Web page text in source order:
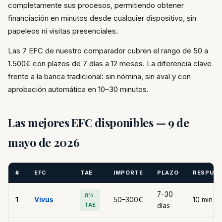
completamente sus procesos, permitiendo obtener
financiación en minutos desde cualquier dispositivo, sin
papeleos ni visitas presenciales.
Las 7 EFC de nuestro comparador cubren el rango de 50 a
1.500€ con plazos de 7 días a 12 meses. La diferencia clave
frente a la banca tradicional: sin nómina, sin aval y con
aprobación automática en 10–30 minutos.
Las mejores EFC disponibles — 9 de
mayo de 2026
# EFC TAE IMPORTE PLAZO
1 Vivus
0%
TAE
50–300€
7–30
días
10 min